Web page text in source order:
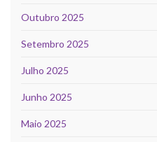
Outubro 2025
Setembro 2025
Julho 2025
Junho 2025
Maio 2025